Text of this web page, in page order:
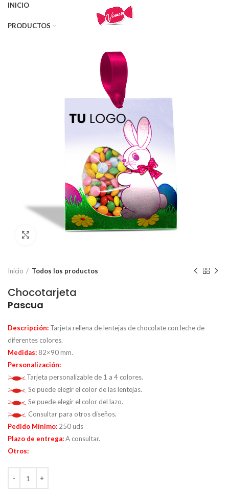
INICIO
PRODUCTOS
Click to enlarge
Inicio Todos los productos
Chocotarjeta
Pascua
Descripción: Tarjeta rellena de lentejas de chocolate con leche de
diferentes colores.
Medidas: 82×90 mm.
Personalización:
Tarjeta personalizable de 1 a 4 colores.
Se puede elegir el color de las lentejas.
Se puede elegir el color del lazo.
Consultar para otros diseños.
Pedido Mínimo: 250 uds
Plazo de entrega:A consultar.
Otros: